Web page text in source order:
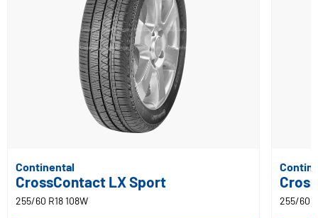
Continental
CrossContact LX Sport
255/60 R18 108W 255/60